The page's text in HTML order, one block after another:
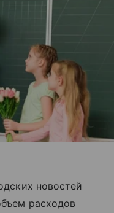
новостей
расходов